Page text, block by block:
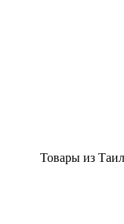
Товары из